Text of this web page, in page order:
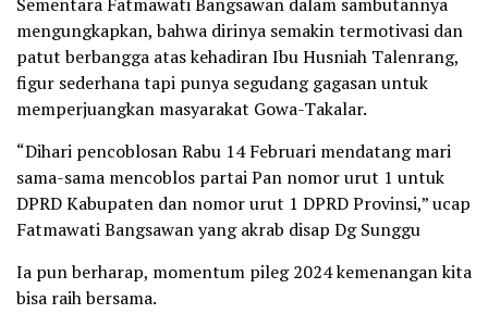
mengungkapkan, bahwa dirinya semakin termotivasi dan
patut berbangga atas kehadiran Ibu Husniah Talenrang,
figur sederhana tapi punya segudang gagasan untuk
memperjuangkan masyarakat Gowa-Takalar.
“Dihari pencoblosan Rabu 14 Februari mendatang mari
sama-sama mencoblos partai Pan nomor urut 1 untuk
DPRD Kabupaten dan nomor urut 1 DPRD Provinsi,” ucap
Fatmawati Bangsawan yang akrab disap Dg Sunggu
Ia pun berharap, momentum pileg 2024 kemenangan kita
bisa raih bersama.